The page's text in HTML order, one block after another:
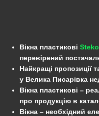
Вікна пластикові
перевірений
Найкращі пропозиції
у Велика Писарівка
Вікна пластикові –
про продукцію в
Вікна – необхідний